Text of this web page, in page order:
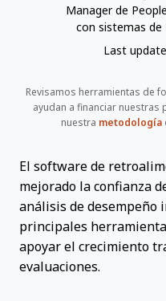
Manager de
con sistemas de
Last
Revisamos herramientas de
ayudan a financiar nuestras
nuestra metodología
El software de
mejorado la confianza
análisis de desempeño
principales
apoyar el crecimiento
evaluaciones.